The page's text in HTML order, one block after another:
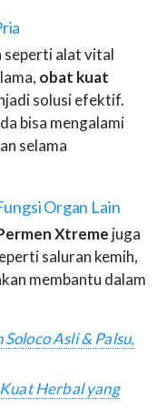
seperti alat vital
obat kuat
solusi efektif.
bisa mengalami
selama
Organ Lain
Xtreme juga
saluran kemih,
membantu dalam
Asli & Palsu,
Herbal yang